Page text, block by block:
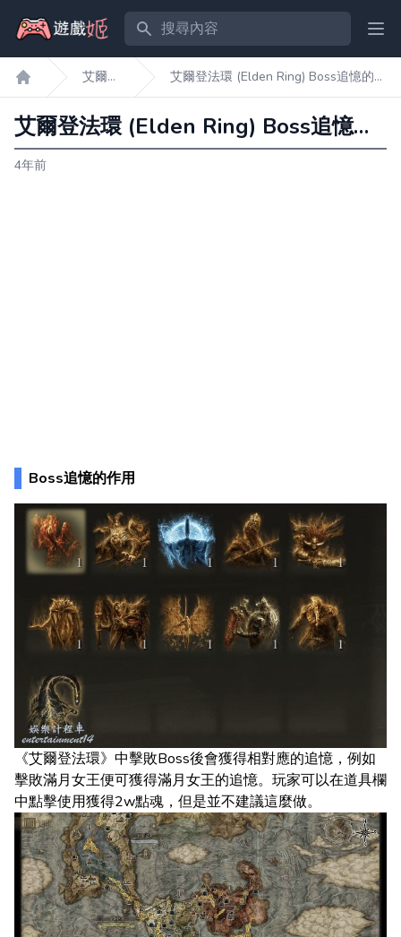
搜尋內容
遊戲姬首頁
艾爾
登法
環
艾爾登法環 (Elden Ring) Boss追憶的作
用和複刻的位置
艾爾登法環 (Elden Ring) Boss追憶的作用和複刻的位置
4年前
Boss追憶的作用
《艾爾登法環》中擊敗Boss後會獲得相對應的追憶，例如
擊敗滿月女王便可獲得滿月女王的追憶。玩家可以在道具欄
中點擊使用獲得2w點魂，但是並不建議這麼做。